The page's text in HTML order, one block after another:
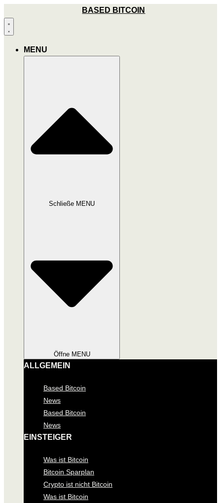
Inhalt
wechseln
BASED BITCOIN
MENU
Schließe MENU
Öffne MENU
ALLGEMEIN
Based Bitcoin
News
Based Bitcoin
News
EINSTEIGER
Was ist Bitcoin
Bitcoin Sparplan
Crypto ist nicht Bitcoin
Was ist Bitcoin